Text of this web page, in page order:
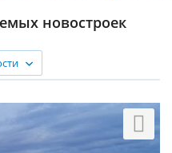
новостроек